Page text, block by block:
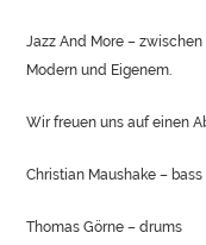
Jazz And More –
Modern und Eigenem.
Wir freuen uns auf einen
Christian Maushake – bass
Thomas Görne – drums